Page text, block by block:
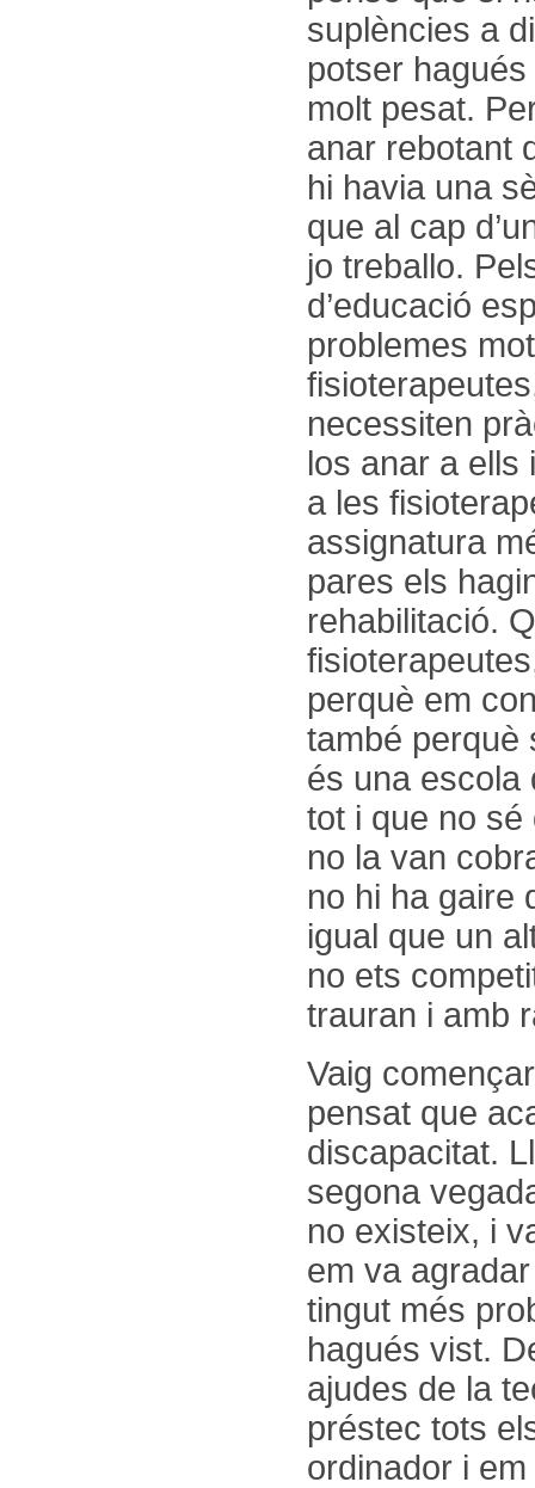
suplències a
potser
molt pesat.
anar rebotant
hi havia una
que al cap
jo treballo.
d’educació
problemes
necessiten
los anar a ells
a les
assignatura
pares els
rehabilitació.
perquè em
també perquè
és una escola
tot i que no
no la van
no hi ha gaire
igual que un
no ets
trauran i amb
Vaig
pensat que
discapacitat.
segona
no existeix, i
em va
tingut més
hagués vist.
ajudes de la
préstec tots
ordinador i